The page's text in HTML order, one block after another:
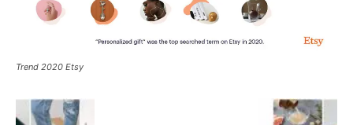
Trend 2020 Etsy